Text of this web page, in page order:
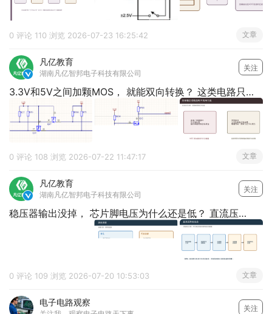
0 评论 110 浏览 2026-07-23 16:25:42 文章

凡亿教育
湖南凡亿智邦电子科技有限公司
关注
3.3V和5V之间加颗MOS， 就能双向转换？ 这类电路只适合特定接口
0 评论 108 浏览 2026-07-22 11:47:17 文章

凡亿教育
湖南凡亿智邦电子科技有限公司
关注
稳压器输出没掉， 芯片脚电压为什么还是低？ 直流压降藏在整条供电回路里
0 评论 109 浏览 2026-07-20 10:53:03 文章
电子电路观察
关注